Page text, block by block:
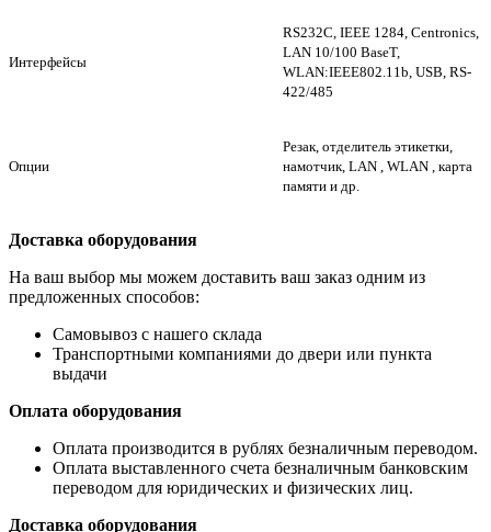
Интерфейсы
RS232C, IEEE 1284, Centronics,
LAN 10/100 BaseT,
WLAN:IEEE802.11b, USB, RS-
422/485
Опции
Резак, отделитель этикетки,
намотчик, LAN , WLAN , карта
памяти и др.
Доставка оборудования
На ваш выбор мы можем доставить ваш заказ одним из
предложенных способов:
Самовывоз с нашего склада
Транспортными компаниями до двери или пункта
выдачи
Оплата оборудования
Оплата производится в рублях безналичным переводом.
Оплата выставленного счета безналичным банковским
переводом для юридических и физических лиц.
Доставка оборудования